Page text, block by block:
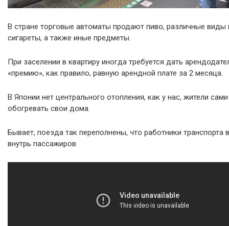
В стране торговые автоматы продают пиво, различные виды
сигареты, а также иные предметы.
При заселении в квартиру иногда требуется дать
«премию», как правило, равную арендной плате за 2 месяца.
В Японии нет центрального отопления, как у нас, жители
обогревать свои дома.
Бывает, поезда так переполнены, что работники транспорта
внутрь пассажиров.